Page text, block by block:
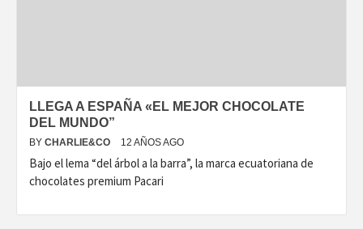
LLEGA A ESPAÑA «EL MEJOR CHOCOLATE
DEL MUNDO”
BY CHARLIE&CO 12 AÑOS AGO
Bajo el lema “del árbol a la barra”, la marca ecuatoriana de
chocolates premium Pacari